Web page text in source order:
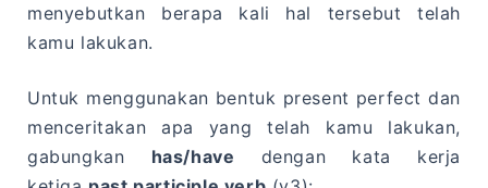
menyebutkan berapa kali hal tersebut telah
kamu lakukan.
Untuk menggunakan bentuk present perfect dan
menceritakan apa yang telah kamu lakukan,
gabungkan has/have dengan kata kerja